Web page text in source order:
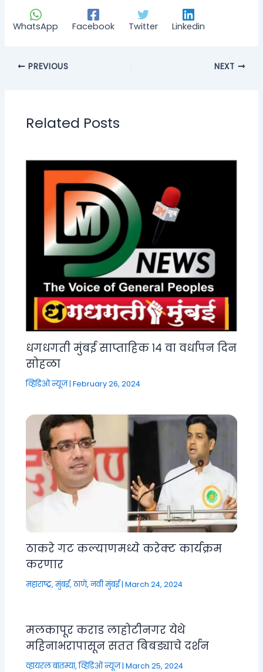
WhatsApp Facebook Twitter Linkedin
PREVIOUS NEXT
Related Posts
धगधगती मुंबई साप्ताहिक १४ वा वर्धापन दिन
सोहळा
व्हिडिओ न्यूज|February 26, 2024
ठाकरे गट कल्याणमध्ये करेक्ट कार्यक्रम
करणार
महाराष्ट्र,मुंबई, ठाणे, नवी मुंबई|March 24, 2024
मलकापूर कराड लाहोटीनगर येथे
महिनाभरापासून सतत बिबड्याचे दर्शन
व्हायरल बातम्या,व्हिडिओ न्यूज|March 25, 2024